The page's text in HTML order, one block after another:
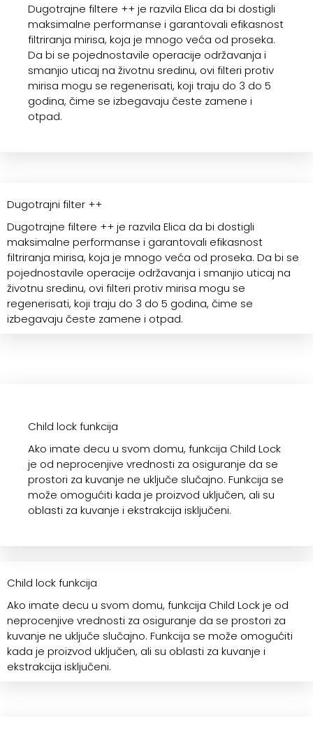
Dugotrajne filtere ++ je razvila Elica da bi dostigli
maksimalne performanse i garantovali efikasnost
filtriranja mirisa, koja je mnogo veća od proseka.
Da bi se pojednostavile operacije održavanja i
smanjio uticaj na životnu sredinu, ovi filteri protiv
mirisa mogu se regenerisati, koji traju do 3 do 5
godina, čime se izbegavaju česte zamene i
otpad.
Dugotrajni filter ++
Dugotrajne filtere ++ je razvila Elica da bi dostigli
maksimalne performanse i garantovali efikasnost
filtriranja mirisa, koja je mnogo veća od proseka. Da bi se
pojednostavile operacije održavanja i smanjio uticaj na
životnu sredinu, ovi filteri protiv mirisa mogu se
regenerisati, koji traju do 3 do 5 godina, čime se
izbegavaju česte zamene i otpad.
Child lock funkcija
Ako imate decu u svom domu, funkcija Child Lock
je od neprocenjive vrednosti za osiguranje da se
prostori za kuvanje ne uključe slučajno. Funkcija se
može omogućiti kada je proizvod uključen, ali su
oblasti za kuvanje i ekstrakcija isključeni.
Child lock funkcija
Ako imate decu u svom domu, funkcija Child Lock je od
neprocenjive vrednosti za osiguranje da se prostori za
kuvanje ne uključe slučajno. Funkcija se može omogućiti
kada je proizvod uključen, ali su oblasti za kuvanje i
ekstrakcija isključeni.